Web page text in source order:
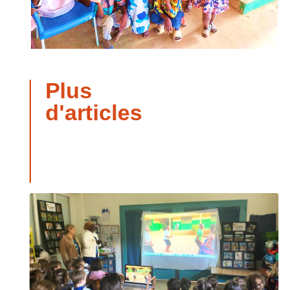
Plus
d'articles